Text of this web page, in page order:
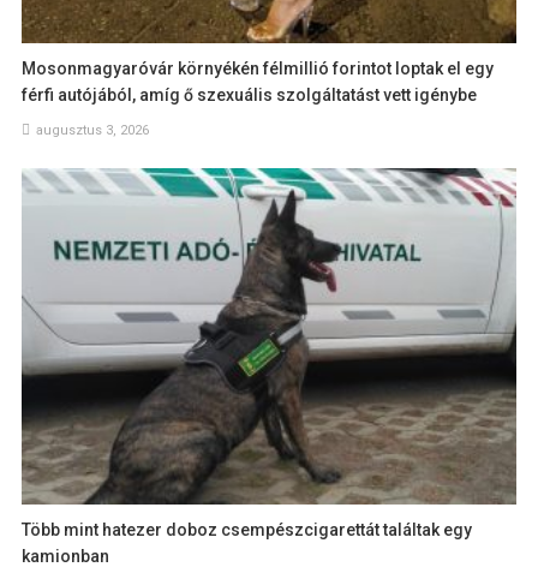
Mosonmagyaróvár környékén félmillió forintot loptak el egy
férfi autójából, amíg ő szexuális szolgáltatást vett igénybe
augusztus 3, 2026
Több mint hatezer doboz csempészcigarettát találtak egy
kamionban